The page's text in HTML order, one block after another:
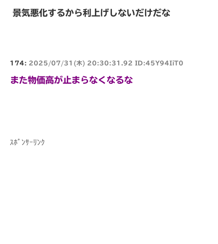
景気悪化するから利上げしないだけだな
174: 2025/07/31(木) 20:30:31.92 ID:45Y94IiT0
また物価高が止まらなくなるな
ｽﾎﾟﾝｻｰﾘﾝｸ